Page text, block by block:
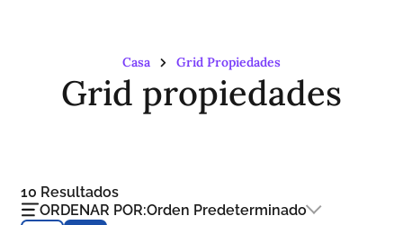
Casa Grid Propiedades
Grid propiedades
10 Resultados
ORDENAR POR:Orden Predeterminado